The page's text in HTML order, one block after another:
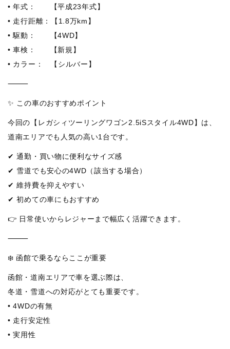
• 年式： 【平成23年式】
• 走行距離：【1.8万km】
• 駆動： 【4WD】
• 車検： 【新規】
• カラー： 【シルバー】
⸻
✨ この車のおすすめポイント
今回の【レガシィツーリングワゴン2.5iSスタイル4WD】は、
道南エリアでも人気の高い1台です。
✔ 通勤・買い物に便利なサイズ感
✔ 雪道でも安心の4WD（該当する場合）
✔ 維持費を抑えやすい
✔ 初めての車にもおすすめ
👉 日常使いからレジャーまで幅広く活躍できます。
⸻
❄️ 函館で乗るならここが重要
函館・道南エリアで車を選ぶ際は、
冬道・雪道への対応がとても重要です。
• 4WDの有無
• 走行安定性
• 実用性